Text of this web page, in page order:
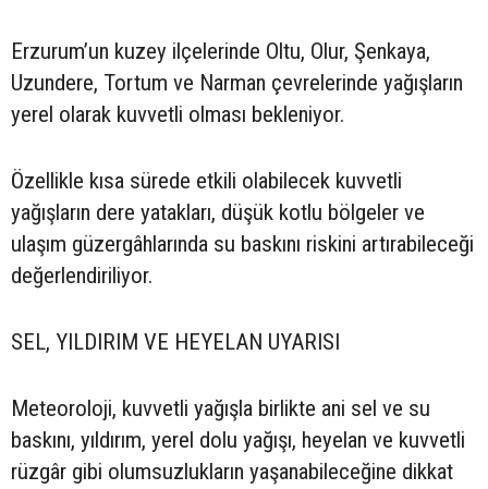
Erzurum’un kuzey ilçelerinde Oltu, Olur, Şenkaya,
Uzundere, Tortum ve Narman çevrelerinde yağışların
yerel olarak kuvvetli olması bekleniyor.
Özellikle kısa sürede etkili olabilecek kuvvetli
yağışların dere yatakları, düşük kotlu bölgeler ve
ulaşım güzergâhlarında su baskını riskini artırabileceği
değerlendiriliyor.
SEL, YILDIRIM VE HEYELAN UYARISI
Meteoroloji, kuvvetli yağışla birlikte ani sel ve su
baskını, yıldırım, yerel dolu yağışı, heyelan ve kuvvetli
rüzgâr gibi olumsuzlukların yaşanabileceğine dikkat